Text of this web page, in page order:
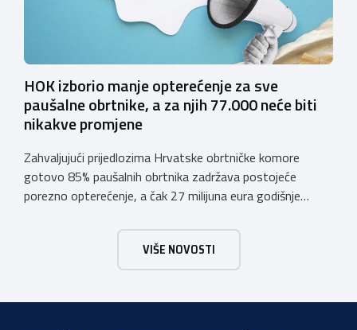
HOK izborio manje opterećenje za sve
paušalne obrtnike, a za njih 77.000 neće biti
nikakve promjene
Zahvaljujući prijedlozima Hrvatske obrtničke komore
gotovo 85% paušalnih obrtnika zadržava postojeće
porezno opterećenje, a čak 27 milijuna eura godišnje
komora pozdravlja odluku Vlade Republike Hrvatske da u
konačnom prijedlogu poreznih izmjena prihvati ključne
prijedloge HOK-a iznesene tijekom intenzivnog dijaloga s
VIŠE NOVOSTI